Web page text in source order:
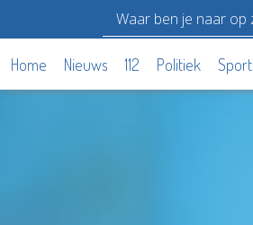
Home Nieuws 112 Politiek Sport